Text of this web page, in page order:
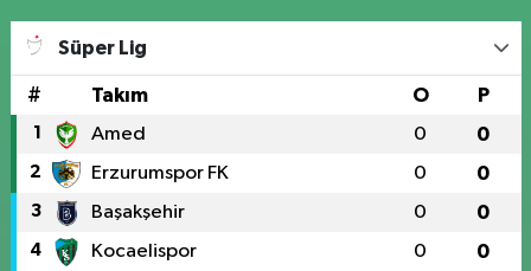
Süper Lig
# Takım O P
1 Amed 0 0
2 Erzurumspor FK 0 0
3 Başakşehir 0 0
4 Kocaelispor 0 0